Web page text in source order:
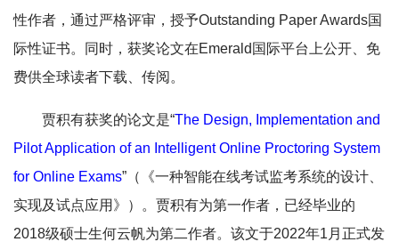
性作者，通过严格评审，授予Outstanding Paper Awards国
际性证书。同时，获奖论文在Emerald国际平台上公开、免
费供全球读者下载、传阅。
贾积有获奖的论文是“The Design, Implementation and
Pilot Application of an Intelligent Online Proctoring System
for Online Exams”（《一种智能在线考试监考系统的设计、
实现及试点应用》）
。 贾积有为第一作者，已经毕业的
2018级硕士生何云帆为第二作者。该文于2022年1月正式发